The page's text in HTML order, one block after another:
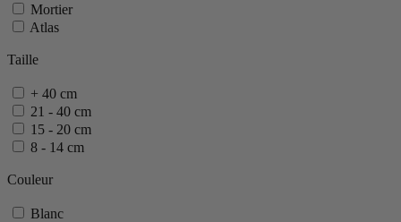
Mortier
Atlas
Taille
+ 40 cm
21 - 40 cm
15 - 20 cm
8 - 14 cm
Couleur
Blanc